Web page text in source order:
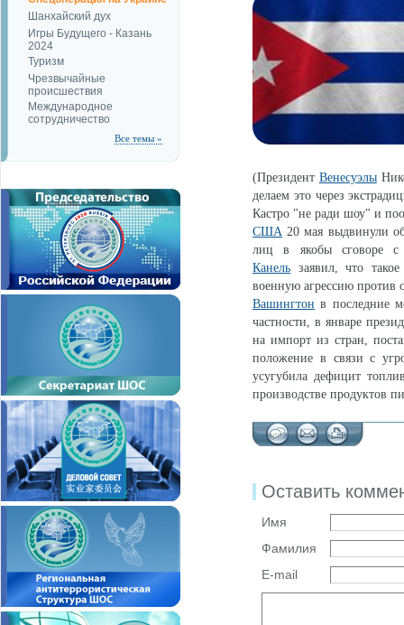
Шанхайский дух
Игры Будущего - Казань
2024
Туризм
Чрезвычайные
происшествия
Международное
сотрудничество
Все темы »
(Президент Венесуэлы
делаем это через
Кастро "не ради шоу" и
США 20 мая выдвинули
лиц в якобы сговоре с
Канель заявил, что
военную агрессию против
Вашингтон в последние
частности, в январе
на импорт из стран,
положение в связи с
усугубила дефицит
производстве продуктов
Оставить
Имя
Фамилия
E-mail